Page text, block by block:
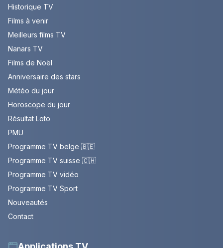
Historique TV
Films à venir
Meilleurs films TV
Nanars TV
Films de Noël
Anniversaire des stars
Météo du jour
Horoscope du jour
Résultat Loto
PMU
Programme TV belge 🇧🇪
Programme TV suisse 🇨🇭
Programme TV vidéo
Programme TV Sport
Nouveautés
Contact